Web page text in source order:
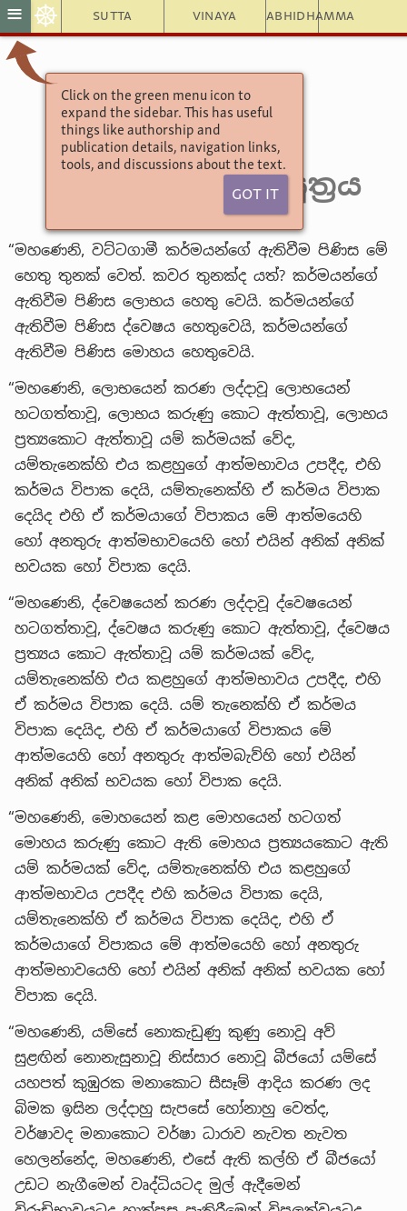
Sutta Vinaya Abhidhamma
≡ ☸
Click on the green menu icon to
expand the sidebar. This has useful
things like authorship and
publication details, navigation links,
tools, and discussions about the text.
Got It
අංගුත්තර නිකාය
එක නිපාතය
4. දේවදූත වර්ගය
34. කම්මනිදාන සූත්‍රය
“මහණෙනි, වට්ටගාමී කර්මයන්ගේ ඇතිවීම පිණිස මේ
හෙතු තුනක් වෙත්. කවර තුනක්ද යත්? කර්මයන්ගේ
ඇතිවීම පිණිස ලොභය හෙතු වෙයි. කර්මයන්ගේ
ඇතිවීම පිණිස ද්වෙෂය හෙතුවෙයි, කර්මයන්ගේ
ඇතිවීම පිණිස මොහය හෙතුවෙයි.
“මහණෙනි, ලොභයෙන් කරණ ලද්දාවූ ලොභයෙන්
හටගත්තාවූ, ලොභය කරුණු කොට ඇත්තාවූ, ලොභය
ප්‍රත්‍යකොට ඇත්තාවූ යම් කර්මයක් වේද,
යම්තැනෙක්හි එය කළහුගේ ආත්මභාවය උපදීද, එහි
කර්මය විපාක දෙයි, යම්තැනෙක්හි ඒ කර්මය විපාක
දෙයිද එහි ඒ කර්මයාගේ විපාකය මේ ආත්මයෙහි
හෝ අනතුරු ආත්මභාවයෙහි හෝ එයින් අනික් අනික්
භවයක හෝ විපාක දෙයි.
“මහණෙනි, ද්වෙෂයෙන් කරණ ලද්දාවූ ද්වෙෂයෙන්
හටගත්තාවූ, ද්වෙෂය කරුණු කොට ඇත්තාවූ, ද්වෙෂය
ප්‍රත්‍යය කොට ඇත්තාවූ යම් කර්මයක් වේද,
යම්තැනෙක්හි එය කළහුගේ ආත්මභාවය උපදීද, එහි
ඒ කර්මය විපාක දෙයි. යම් තැනෙක්හි ඒ කර්මය
විපාක දෙයිද, එහි ඒ කර්මයාගේ විපාකය මේ
ආත්මයෙහි හෝ අනතුරු ආත්මබැව්හි හෝ එයින්
අනික් අනික් භවයක හෝ විපාක දෙයි.
“මහණෙනි, මොහයෙන් කළ මොහයෙන් හටගත්
මොහය කරුණු කොට ඇති මොහය ප්‍රත්‍යයකොට ඇති
යම් කර්මයක් වේද, යම්තැනෙක්හි එය කළහුගේ
ආත්මභාවය උපදීද එහි කර්මය විපාක දෙයි,
යම්තැනෙක්හි ඒ කර්මය විපාක දෙයිද, එහි ඒ
කර්මයාගේ විපාකය මේ ආත්මයෙහි හෝ අනතුරු
ආත්මභාවයෙහි හෝ එයින් අනික් අනික් භවයක හෝ
විපාක දෙයි.
“මහණෙනි, යම්සේ නොකැඩුණු කුණු නොවූ අව්
සුළඟින් නොනැසුනාවූ නිස්සාර නොවූ බීජයෝ යම්සේ
යහපත් කුඹුරක මනාකොට සීසෑම් ආදිය කරණ ලද
බිමක ඉසින ලද්දාහු සැපසේ හෝනාහු වෙත්ද,
වර්ෂාවද මනාකොට වර්ෂා ධාරාව නැවත නැවත
හෙලන්නේද, මහණෙනි, එසේ ඇති කල්හි ඒ බීජයෝ
උඩට නැගීමෙන් වෘද්ධියටද මුල් ඇදීමෙන්